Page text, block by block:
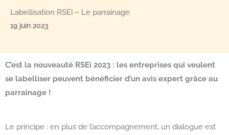
Labellisation RSEi – Le parrainage
19 juin 2023
C’est la nouveauté RSEi 2023 : les entreprises qui veulent
se labelliser peuvent bénéficier d’un avis expert grâce au
parrainage !
Le principe : en plus de l’accompagnement, un dialogue est